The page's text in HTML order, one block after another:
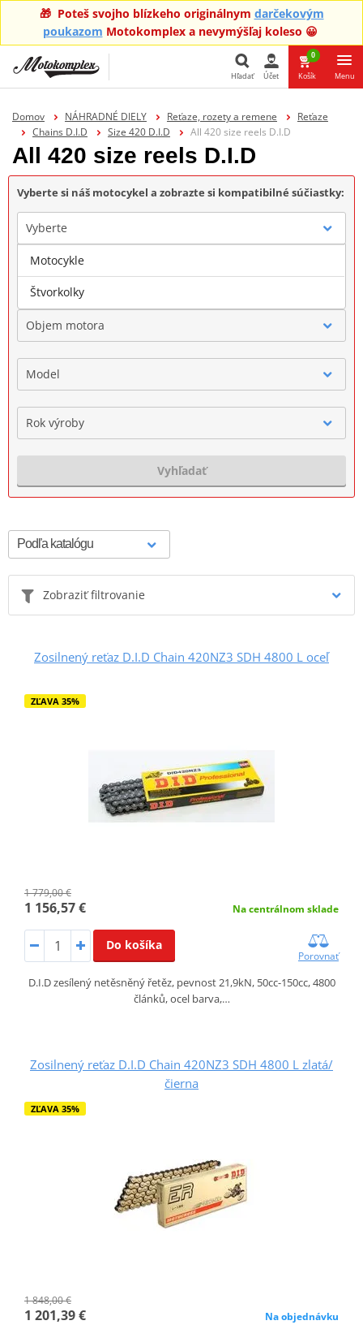
🎁 Poteš svojho blízkeho originálnym darčekovým
poukazom Motokomplex a nevymýšľaj koleso 😀
Hľadať
Hľadať Účet
0
Košík Menu
Domov NÁHRADNÉ DIELY Reťaze, rozety a remene
Reťaze
Chains D.I.D
Size 420 D.I.D All 420 size reels D.I.D
All 420 size reels D.I.D
Vyberte si náš motocykel a zobrazte si kompatibilné súčiastky:
Vyberte
Značka
Objem motora
Model
Rok výroby
Vyhľadať
Zobraziť filtrovanie
Zosilnený reťaz D.I.D Chain 420NZ3 SDH 4800 L oceľ
ZĽAVA 35%
1 779,00 €
1 156,57 € Na centrálnom sklade
Do košíka
Porovnať
D.I.D zesílený netěsněný řetěz, pevnost 21,9kN, 50cc-150cc, 4800
článků, ocel barva,…
Zosilnený reťaz D.I.D Chain 420NZ3 SDH 4800 L zlatá/
čierna
ZĽAVA 35%
1 848,00 €
1 201,39 € Na objednávku
Motocykle
Štvorkolky